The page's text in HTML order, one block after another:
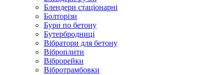
Блендери стаціонарні
Болторізи
Бури по бетону
Бутербродниці
Вібратори для бетону
Віброплити
Віброрейки
Вібротрамбовки